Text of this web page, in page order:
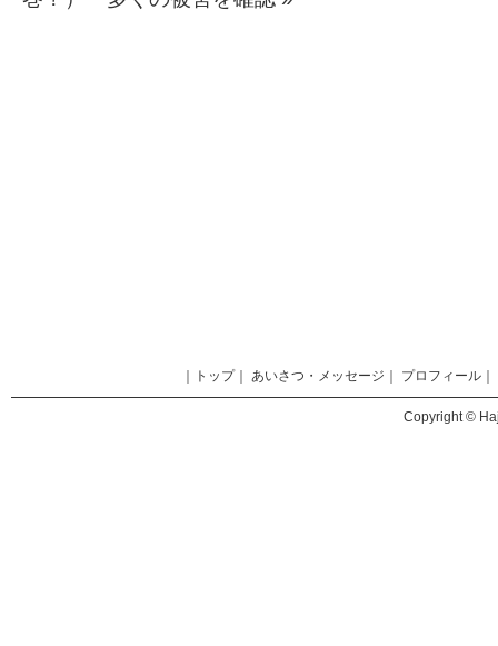
トップ｜ あいさつ・メッセージ プロフィール
Copyright ©